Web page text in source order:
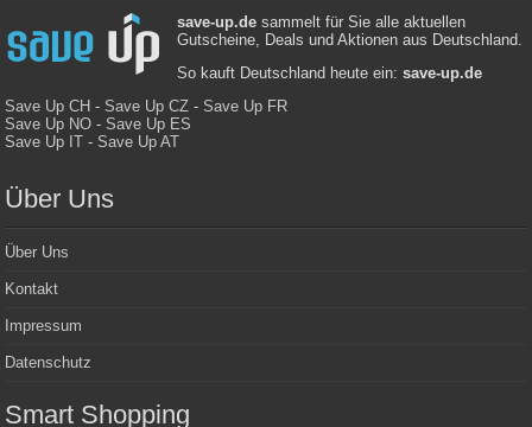
save-up.desammelt für Sie alle aktuellen
Gutscheine, Deals und Aktionen aus Deutschland.
So kauft Deutschland heute ein: save-up.de
Save Up CH -Save Up CZ -Save Up FR
Save Up NO -Save Up ES
Save Up IT -Save Up AT
Über Uns
Über Uns
Kontakt
Impressum
Datenschutz
Smart Shopping